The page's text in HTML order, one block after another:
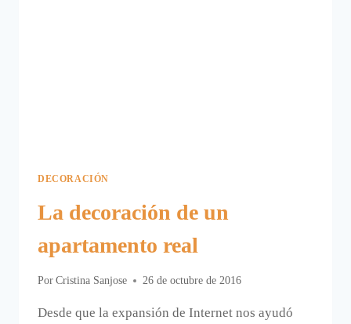
DECORACIÓN
La decoración de un
apartamento real
Por Cristina Sanjose 26 de octubre de 2016
Desde que la expansión de Internet nos ayudó